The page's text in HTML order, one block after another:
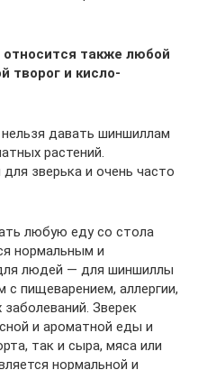
также любой
творог и кисло-
давать шиншиллам
растений.
зверька и очень часто
любую еду со стола
нормальным и
людей — для шиншиллы
с пищеварением, аллергии,
Зверек
и ароматной еды и
так и сыра, мяса или
нормальной и